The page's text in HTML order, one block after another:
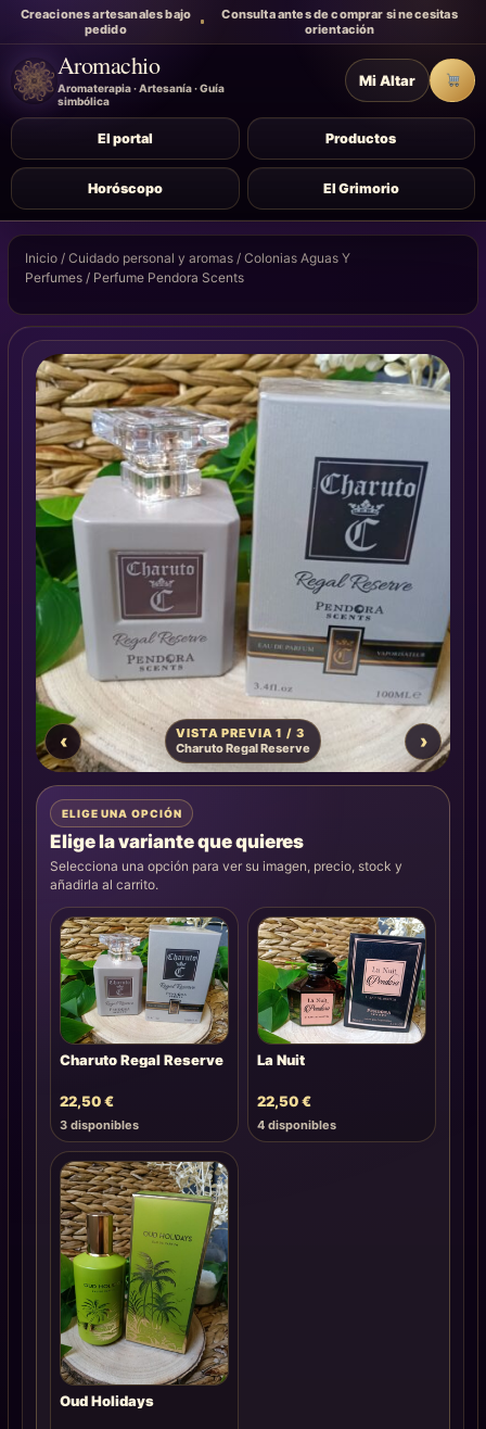
Creaciones artesanales bajo
pedido
Consulta antes de comprar si necesitas
orientación
Aromachio
Aromaterapia · Artesanía · Guía
simbólica
El portal Productos
Horóscopo El Grimorio
Mi Altar
Inicio / Cuidado personal y aromas / Colonias Aguas Y
Perfumes / Perfume Pendora Scents
‹
VISTA PREVIA 1 / 3
Charuto Regal Reserve
›
ELIGE UNA OPCIÓN
Elige la variante que quieres
Selecciona una opción para ver su imagen, precio, stock y
añadirla al carrito.
Charuto Regal Reserve
22,50€
3 disponibles
La Nuit
22,50€
4 disponibles
Oud Holidays